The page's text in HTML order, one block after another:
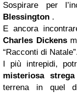
Sospirare per
Blessington .
E ancora
Charles Dickens
“Racconti di
I più intrepidi,
misteriosa
terrena in quel